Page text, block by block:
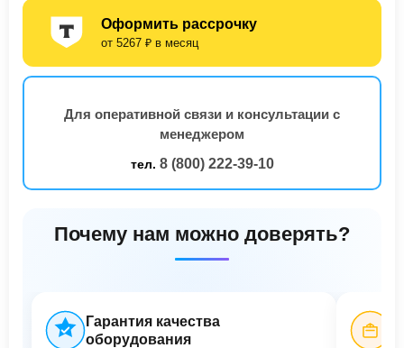
Оформить рассрочку
от 5267 ₽ в месяц
Для оперативной связи и консультации с
менеджером
тел. 8 (800) 222-39-10
Почему нам можно доверять?
Гарантия качества
оборудования